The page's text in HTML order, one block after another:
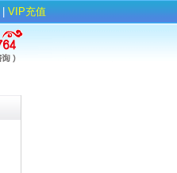
VIP充值